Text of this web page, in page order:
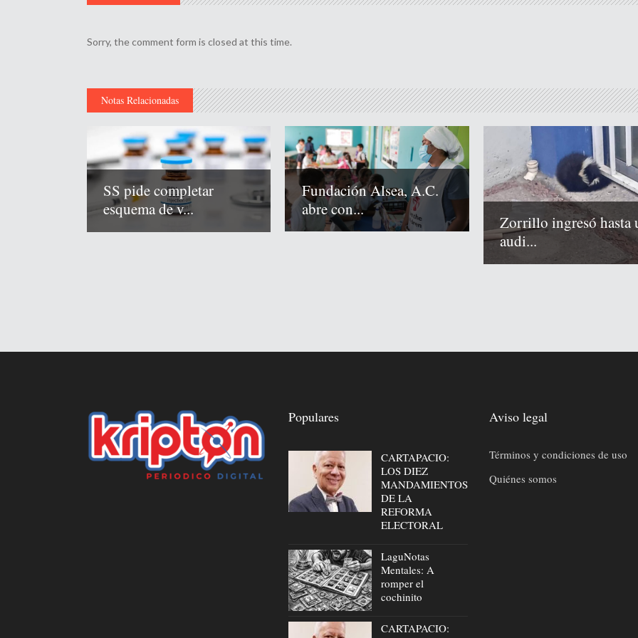
Sorry, the comment form is closed at this time.
Notas Relacionadas
SS pide completar
esquema de v...
Fundación Alsea, A.C.
abre con...
Zorrillo ingresó hasta
audi...
Populares
CARTAPACIO:
LOS DIEZ
MANDAMIENTOS
DE LA
REFORMA
ELECTORAL
LaguNotas
Mentales: A
romper el
cochinito
CARTAPACIO:
Aviso legal
Términos y condiciones de uso
Quiénes somos